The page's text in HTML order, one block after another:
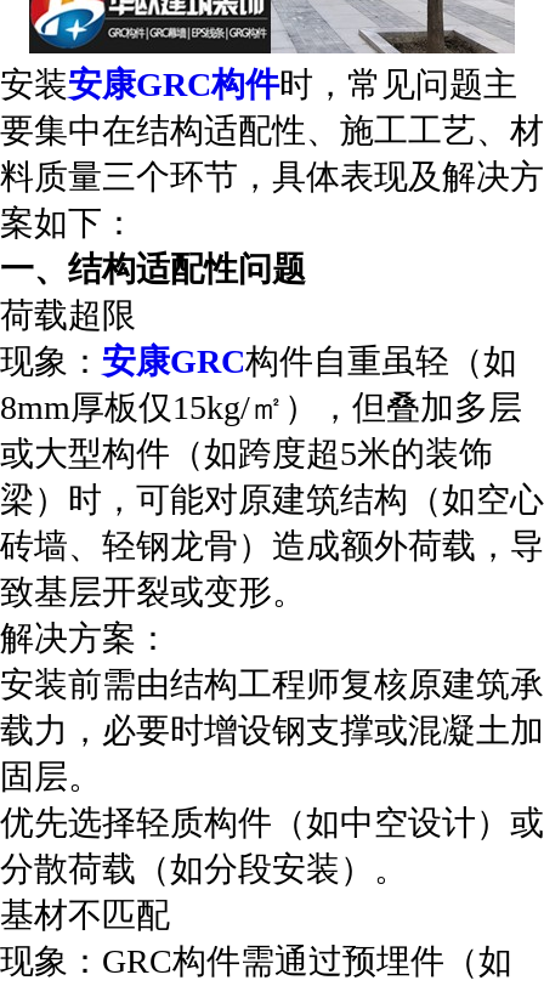
安装安康GRC构件时，常见问题主
要集中在‌结构适配性、施工工艺、材
料质量‌三个环节，具体表现及解决方
案如下：
‌一、结构适配性问题‌
‌荷载超限‌
‌现象‌： 安康GRC构件自重虽轻（如
8mm厚板仅15kg/㎡），但叠加多层
或大型构件（如跨度超5米的装饰
梁）时，可能对原建筑结构（如空心
砖墙、轻钢龙骨）造成额外荷载，导
致基层开裂或变形。
‌解决方案‌：
安装前需由结构工程师复核原建筑承
载力，必要时增设钢支撑或混凝土加
固层。
优先选择轻质构件（如中空设计）或
分散荷载（如分段安装）。
‌基材不匹配‌
‌现象‌：GRC构件需通过预埋件（如